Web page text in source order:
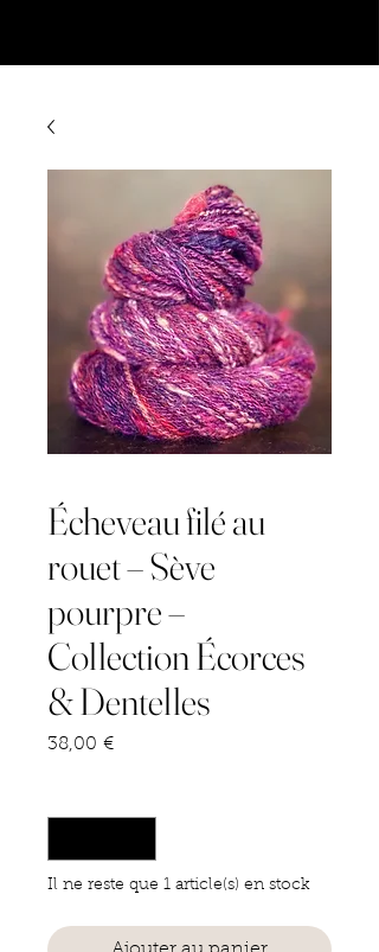
Écheveau filé au
rouet – Sève
pourpre –
Collection Écorces
& Dentelles
38,00 €Prix
Il ne reste que 1 article(s) en stock